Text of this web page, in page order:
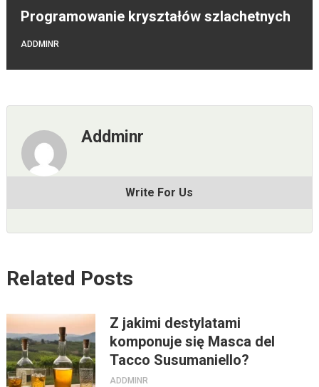
Programowanie kryształów szlachetnych
ADDMINR
Addminr
Write For Us
Related Posts
Z jakimi destylatami
komponuje się Masca del
Tacco Susumaniello?
ADDMINR